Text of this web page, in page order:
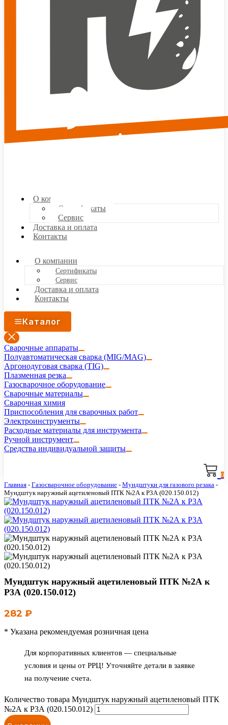
О компании
Сертификаты
Сервис
Доставка и оплата
Контакты
О компании
Сертификаты
Сервис
Доставка и оплата
Контакты
Каталог
Сварочные аппараты
Полуавтоматическая сварка (MIG/MAG)
Аргонодуговая сварка (TIG)
Плазменная резка
Газосварочное оборудование
Сварочные материалы
Сварочная химия
Приспособления для сварочных работ
Электроинструменты
Расходные материалы для инструмента
Ручной инструмент
Средства индивидуальной защиты
0
Главная - Газосварочное оборудование - Мундштуки для газового резака -
Мундштук наружный ацетиленовый ПТК №2А к Р3А (020.150.012)
Мундштук наружный ацетиленовый ПТК №2А к
Р3А (020.150.012)
282 ₽
* Указана рекомендуемая розничная цена
Для корпоративных клиентов — специальные
условия и цены от РРЦ! Уточняйте детали в заявке
на получение счета.
Количество товара Мундштук наружный ацетиленовый ПТК
№2А к Р3А (020.150.012)